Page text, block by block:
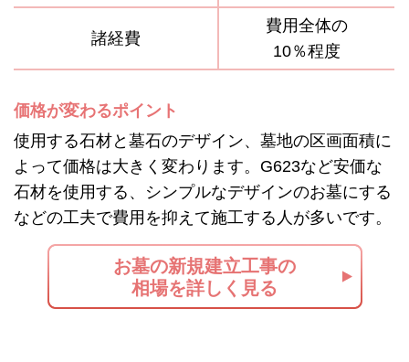
諸経費
費用全体の
10％程度
価格が変わるポイント
使用する石材と墓石のデザイン、墓地の区画面積に
よって価格は大きく変わります。G623など安価な
石材を使用する、シンプルなデザインのお墓にする
などの工夫で費用を抑えて施工する人が多いです。
お墓の新規建立工事の
相場を詳しく見る